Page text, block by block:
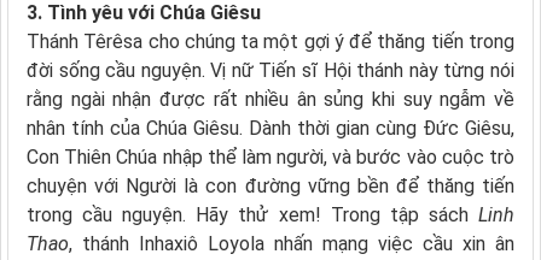
3. Tình yêu với Chúa Giêsu
Thánh Têrêsa cho chúng ta một gợi ý để thăng tiến trong
đời sống cầu nguyện. Vị nữ Tiến sĩ Hội thánh này từng nói
rằng ngài nhận được rất nhiều ân sủng khi suy ngẫm về
nhân tính của Chúa Giêsu. Dành thời gian cùng Đức Giêsu,
Con Thiên Chúa nhập thể làm người, và bước vào cuộc trò
chuyện với Người là con đường vững bền để thăng tiến
trong cầu nguyện. Hãy thử xem! Trong tập sách Linh
Thao, thánh Inhaxiô Loyola nhấn mạng việc cầu xin ân